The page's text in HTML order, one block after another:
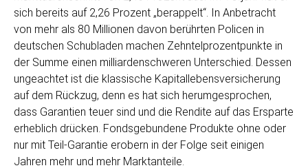
sich bereits auf 2,26 Prozent „berappelt“. In Anbetracht
von mehr als 80 Millionen davon berührten Policen in
deutschen Schubladen machen Zehntelprozentpunkte in
der Summe einen milliardenschweren Unterschied. Dessen
ungeachtet ist die klassische Kapitallebensversicherung
auf dem Rückzug, denn es hat sich herumgesprochen,
dass Garantien teuer sind und die Rendite auf das Ersparte
erheblich drücken. Fondsgebundene Produkte ohne oder
nur mit Teil-Garantie erobern in der Folge seit einigen
Jahren mehr und mehr Marktanteile.